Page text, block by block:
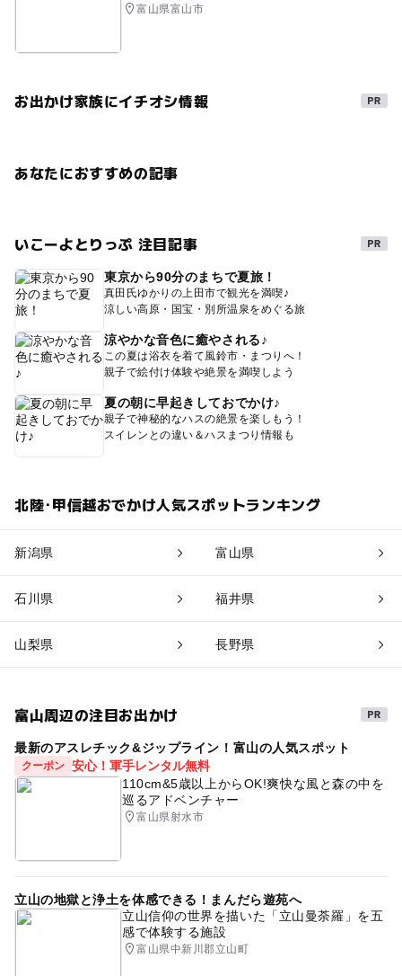
富山県富山市
お出かけ家族にイチオシ情報
あなたにおすすめの記事
いこーよとりっぷ 注目記事
東京から90分のまちで夏旅！
真田氏ゆかりの上田市で観光を満喫♪
涼しい高原・国宝・別所温泉をめぐる旅
涼やかな音色に癒やされる♪
この夏は浴衣を着て風鈴市・まつりへ！
親子で絵付け体験や絶景を満喫しよう
夏の朝に早起きしておでかけ♪
親子で神秘的なハスの絶景を楽しもう！
スイレンとの違い＆ハスまつり情報も
北陸･甲信越おでかけ人気スポットランキング
新潟県 富山県
石川県 福井県
山梨県 長野県
富山周辺の注目お出かけ
最新のアスレチック&ジップライン！富山の人気スポット
クーポン 安心！軍手レンタル無料
110cm&5歳以上からOK!爽快な風と森の中を
巡るアドベンチャー
富山県射水市
立山の地獄と浄土を体感できる！まんだら遊苑へ
立山信仰の世界を描いた「立山曼荼羅」を五
感で体験する施設
富山県中新川郡立山町